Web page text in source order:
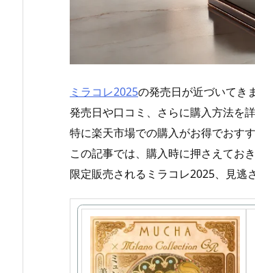
ミラコレ2025の発売日が近づいてき
発売日や口コミ、さらに購入方法を
特に楽天市場での購入がお得でおすす
この記事では、購入時に押さえてお
限定販売されるミラコレ2025、見逃